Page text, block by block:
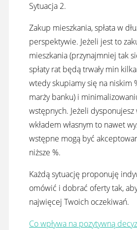
Sytuacja 2.
Zakup mieszkania, spłata w
perspektywie. Jeżeli jest to
mieszkania (przynajmniej tak
spłaty rat będą trwały min
wtedy skupiamy się na niskim
marży banku) i
wstępnych. Jeżeli dysponujesz
wkładem własnym to nawet
wstępne mogą być
niższe %.
Każdą sytuację proponuję
omówić i dobrać oferty tak, aby
najwięcej Twoich oczekiwań.
Co wpływa na pozytywną